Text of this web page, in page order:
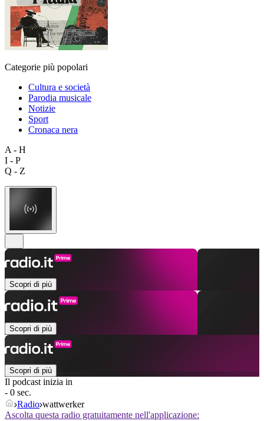
Categorie più popolari
Cultura e società
Parodia musicale
Notizie
Sport
Cronaca nera
A - H
I - P
Q - Z
Scopri di più
Scopri di più
Scopri di più
Il podcast inizia in
- 0 sec.
Radio wattwerker
Ascolta questa radio gratuitamente nell'applicazione: